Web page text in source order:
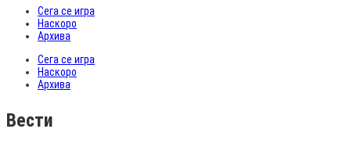
Сега се игра
Наскоро
Архива
Сега се игра
Наскоро
Архива
Вести